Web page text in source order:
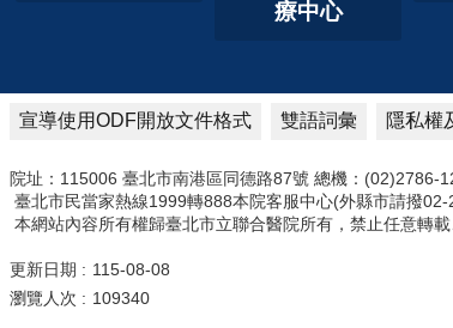
療中心
宣導使用ODF開放文件格式 雙語詞彙 隱私權
院址：115006 臺北市南港區同德路87號 總機：(02)2786-
臺北市民當家熱線1999轉888本院客服中心(外縣市請撥
本網站內容所有權歸臺北市立聯合醫院所有，禁止任意轉
更新日期
115-08-08
瀏覽人次
109340